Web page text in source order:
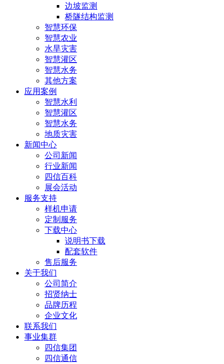
边坡监测
桥隧结构监测
智慧环保
智慧农业
水旱灾害
智慧灌区
智慧水务
其他方案
应用案例
智慧水利
智慧灌区
智慧水务
地质灾害
新闻中心
公司新闻
行业新闻
四信百科
展会活动
服务支持
样机申请
定制服务
下载中心
说明书下载
配套软件
售后服务
关于我们
公司简介
招贤纳士
品牌历程
企业文化
联系我们
事业集群
四信集团
四信通信